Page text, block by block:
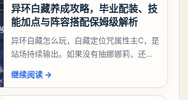
异环白藏养成攻略，毕业配装、技
能加点与阵容搭配保姆级解析
异环白藏怎么玩，白藏定位咒属性主C，是
站场持续输出。如果没有抽娜娜莉，还没
有娜娜莉缺另外一个二队C想打深渊也可以
考虑养个白藏
继续阅读 →